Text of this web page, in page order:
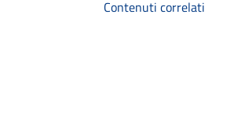
Contenuti correlati